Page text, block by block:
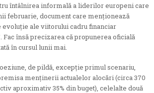
întâlnirea informală a liderilor europeni care
februarie, document care menționează
ale viitorului cadru financiar
Fac însă precizarea că propunerea oficială
în cursul lunii mai.
de pildă, excepție primul scenariu,
menținerii actualelor alocări (circa 370
aproximativ 35% din buget), celelalte două